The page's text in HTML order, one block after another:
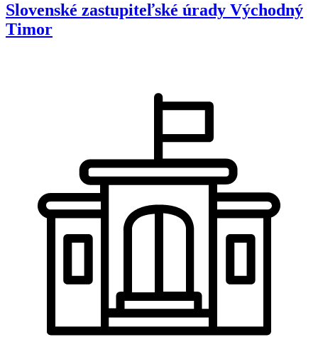
Slovenské zastupiteľské úrady Východný
Timor